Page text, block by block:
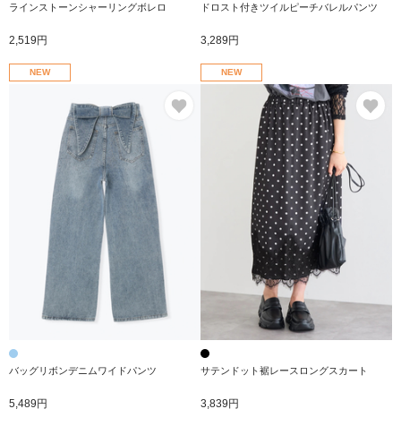
ラインストーンシャーリングボレロ
2,519円
ドロスト付きツイルピーチバレルパンツ
3,289円
NEW
バッグリボンデニムワイドパンツ
5,489円
NEW
サテンドット裾レースロングスカート
3,839円